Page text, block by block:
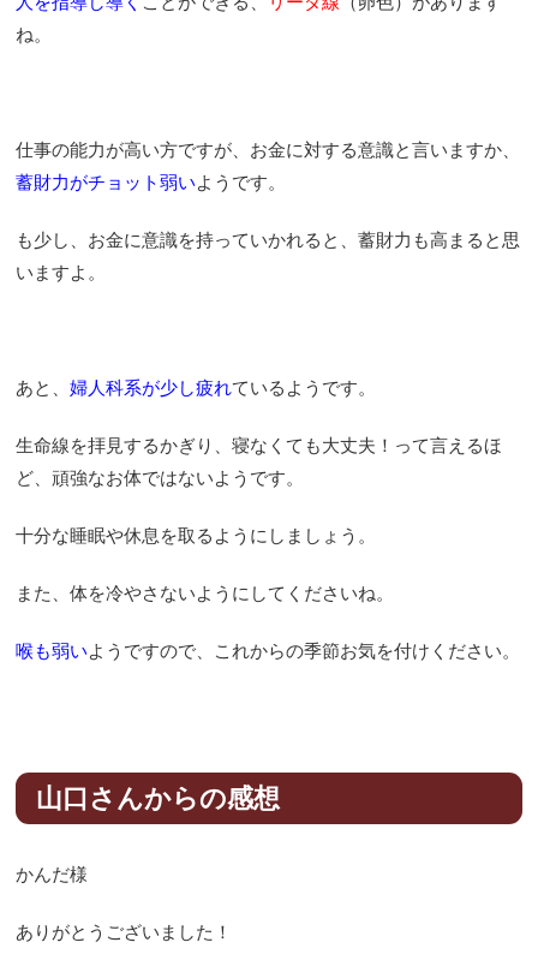
ね。
仕事の能力が高い方ですが、お金に対する意識と言いますか、
蓄財力がチョット弱いようです。
も少し、お金に意識を持っていかれると、蓄財力も高まると思
いますよ。
あと、 婦人科系が少し疲れているようです。
生命線を拝見するかぎり、寝なくても大丈夫！って言えるほ
ど、頑強なお体ではないようです。
十分な睡眠や休息を取るようにしましょう。
また、体を冷やさないようにしてくださいね。
喉も弱いようですので、これからの季節お気を付けください。
山口さんからの感想
かんだ様
ありがとうございました！